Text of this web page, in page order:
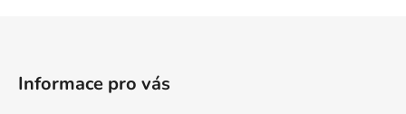
Informace pro vás